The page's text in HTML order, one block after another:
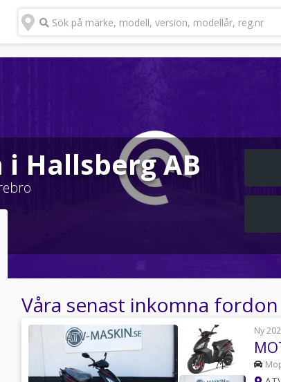
Sök på märke, modell, version, modellår, reg.nr
i Hallsberg AB
Våra senast inkomna fordon
Ny